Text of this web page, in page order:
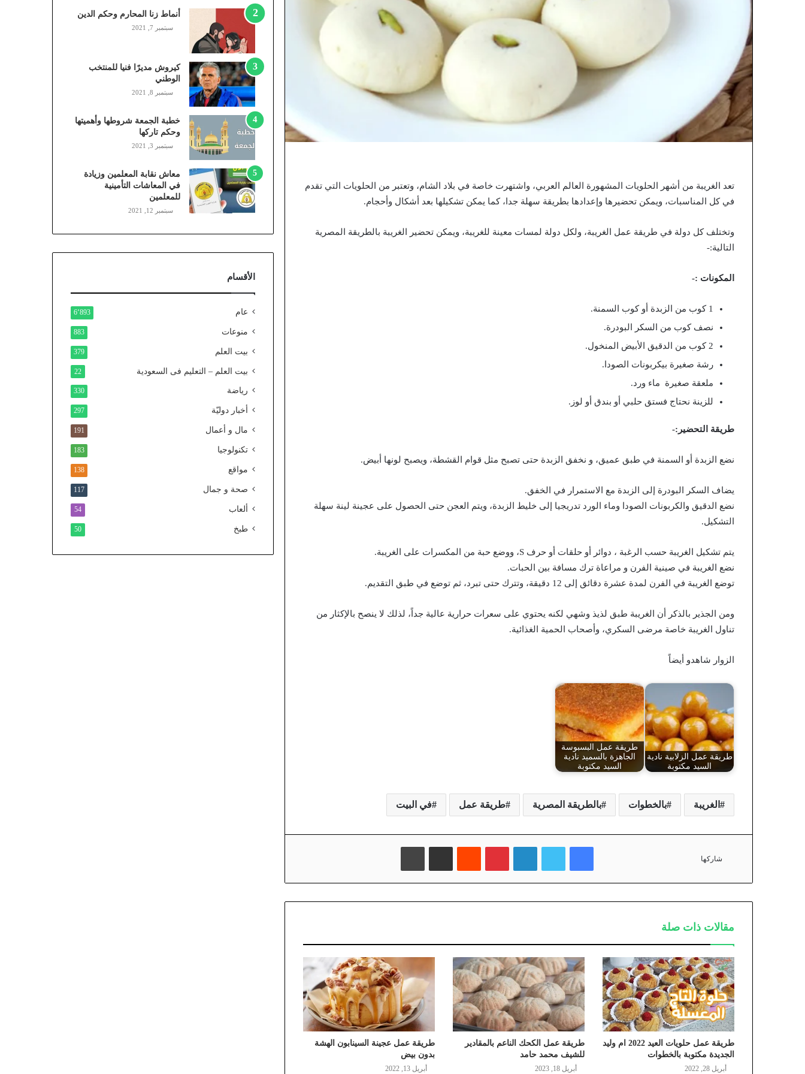
تعد الغريبة من أشهر الحلويات المشهورة العالم العربي، واشتهرت خاصة في بلاد الشام، وتعتبر من الحلويات التي تقدم
في كل المناسبات، ويمكن تحضيرها وإعدادها بطريقة سهلة جدا، كما يمكن تشكيلها بعد أشكال وأحجام.
وتختلف كل دولة في طريقة عمل الغريبة، ولكل دولة لمسات معينة للغريبة، ويمكن تحضير الغريبة بالطريقة المصرية
التالية:-
المكونات :-
1 كوب من الزبدة أو كوب السمنة.
نصف كوب من السكر البودرة.
2 كوب من الدقيق الأبيض المنخول.
رشة صغيرة بيكربونات الصودا.
ملعقة صغيرة ماء ورد.
للزينة نحتاج فستق حلبي أو بندق أو لوز.
طريقة التحضير:-
نضع الزبدة أو السمنة في طبق عميق، و نخفق الزبدة حتى تصبح مثل قوام القشطة، ويصبح لونها أبيض.
يضاف السكر البودرة إلى الزبدة مع الاستمرار في الخفق.
نضع الدقيق والكربونات الصودا وماء الورد تدريجيا إلى خليط الزبدة، ويتم العجن حتى الحصول على عجينة لينة سهلة
التشكيل.
يتم تشكيل الغريبة حسب الرغبة ، دوائر أو حلقات أو حرف S، ووضع حبة من المكسرات على الغريبة.
نضع الغريبة في صينية الفرن و مراعاة ترك مسافة بين الحبات.
توضع الغريبة في الفرن لمدة عشرة دقائق إلى 12 دقيقة، وتترك حتى تبرد، ثم توضع في طبق التقديم.
ومن الجذير بالذكر أن الغريبة طبق لذيذ وشهي لكنه يحتوي على سعرات حرارية عالية جداً، لذلك لا ينصح بالإكثار من
تناول الغريبة خاصة مرضى السكري، وأصحاب الحمية الغذائية.
الزوار شاهدو أيضاً
طريقة عمل الزلابية نادية
السيد مكتوبة
طريقة عمل البسبوسة
الجاهزة بالسميد نادية
السيد مكتوبة
الغريبة بالخطوات بالطريقة المصرية طريقة عمل في البيت
شاركها
فيسبوك تويتر لينكدإن بينتيريست مشاركة عبر البريد
مقالات ذات صلة
طريقة عمل حلويات العيد 2022 ام وليد
الجديدة مكتوبة بالخطوات
أبريل 28, 2022
طريقة عمل الكحك الناعم بالمقادير
للشيف محمد حامد
أبريل 18, 2023
طريقة عمل عجينة السينابون الهشة
بدون بيض
أبريل 13, 2022
,
م
ا
ي
ل
ي
،
ز
ي
ن
)
ع
ب
ر
ا
ن
ذ
و
ن
ي
ل
م
ح
أنماط زنا المحارم وحكم الدين
سبتمبر 7, 2021
كيروش مديرًا فنيا للمنتخب
الوطني
سبتمبر 8, 2021
خطبة الجمعة شروطها وأهميتها
وحكم تاركها
سبتمبر 3, 2021
معاش نقابة المعلمين وزيادة
في المعاشات التأمينية
للمعلمين
سبتمبر 12, 2021
الأقسام
عام 6٬893
منوعات 883
بيت العلم 379
بيت العلم – التعليم فى السعودية 22
رياضة 330
أخبار دوليّة 297
مال و أعمال 191
تكنولوجيا 183
مواقع 138
صحة و جمال 117
ألعاب 54
طبخ 50